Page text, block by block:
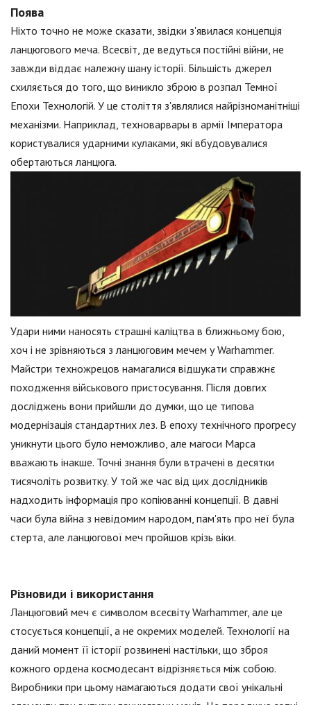
Поява
Ніхто точно не може сказати, звідки з'явилася концепція
ланцюгового меча. Всесвіт, де ведуться постійні війни, не
завжди віддає належну шану історії. Більшість джерел
схиляється до того, що виникло зброю в розпал Темної
Епохи Технологій. У це століття з'являлися найрізноманітніші
механізми. Наприклад, техноварвары в армії Імператора
користувалися ударними кулаками, які вбудовувалися
обертаються ланцюга.
Удари ними наносять страшні каліцтва в ближньому бою,
хоч і не зрівняються з ланцюговим мечем у Warhammer.
Майстри техножрецов намагалися відшукати справжнє
походження військового пристосування. Після довгих
досліджень вони прийшли до думки, що це типова
модернізація стандартних лез. В епоху технічного прогресу
уникнути цього було неможливо, але магоси Марса
вважають інакше. Точні знання були втрачені в десятки
тисячоліть розвитку. У той же час від цих дослідників
надходить інформація про копіюванні концепції. В давні
часи була війна з невідомим народом, пам'ять про неї була
стерта, але ланцюгової меч пройшов крізь віки.
Різновиди і використання
Ланцюговий меч є символом всесвіту Warhammer, але це
стосується концепції, а не окремих моделей. Технології на
даний момент її історії розвинені настільки, що зброя
кожного ордена космодесант відрізняється між собою.
Виробники при цьому намагаються додати свої унікальні